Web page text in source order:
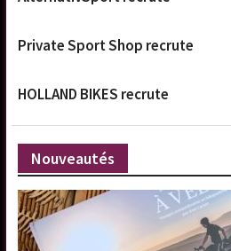
Private Sport Shop recrute
HOLLAND BIKES recrute
Nouveautés